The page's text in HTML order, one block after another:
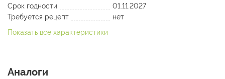
Срок годности
01.11.2027
Требуется рецепт
нет
Показать все характеристики
Аналоги